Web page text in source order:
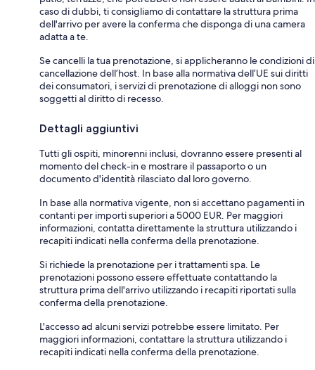
caso di dubbi, ti consigliamo di contattare la struttura prima
dell'arrivo per avere la conferma che disponga di una camera
adatta a te.
Se cancelli la tua prenotazione, si applicheranno le condizioni di
cancellazione dell’host. In base alla normativa dell’UE sui diritti
dei consumatori, i servizi di prenotazione di alloggi non sono
soggetti al diritto di recesso.
Dettagli aggiuntivi
Tutti gli ospiti, minorenni inclusi, dovranno essere presenti al
momento del check-in e mostrare il passaporto o un
documento d'identità rilasciato dal loro governo.
In base alla normativa vigente, non si accettano pagamenti in
contanti per importi superiori a 5000 EUR. Per maggiori
informazioni, contatta direttamente la struttura utilizzando i
recapiti indicati nella conferma della prenotazione.
Si richiede la prenotazione per i trattamenti spa. Le
prenotazioni possono essere effettuate contattando la
struttura prima dell'arrivo utilizzando i recapiti riportati sulla
conferma della prenotazione.
L'accesso ad alcuni servizi potrebbe essere limitato. Per
maggiori informazioni, contattare la struttura utilizzando i
recapiti indicati nella conferma della prenotazione.